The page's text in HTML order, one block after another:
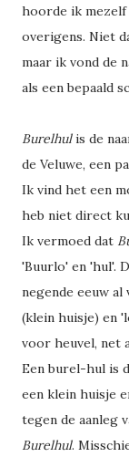
hoorde ik
overigens. Niet
maar ik vond de
als een bepaald
Burelhulis de
de Veluwe, een
Ik vind het een
heb niet direct
Ik vermoed dat
'Buurlo' en 'hul'.
negende eeuw
(klein huisje) en
voor heuvel, net
Een burel-hul is
een klein huisje
tegen de aanleg
Burelhul.